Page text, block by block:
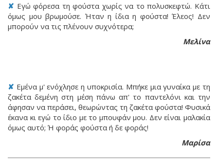
✘ Εγώ φόρεσα τη φούστα χωρίς να το πολυσκεφτώ. Κάτι
όμως μου βρωμούσε. Ήταν η ίδια η φούστα! Έλεος! Δεν
μπορούν να τις πλένουν συχνότερα;
Μελίνα
✘ Εμένα μ' ενόχλησε η υποκρισία. Μπήκε μια γυναίκα με τη
ζακέτα δεμένη στη μέση πάνω απ' το παντελόνι και την
άφησαν να περάσει, θεωρώντας τη ζακέτα φούστα! Φυσικά
έκανα κι εγώ το ίδιο με το μπουφάν μου. Δεν είναι μαλακία
όμως αυτό; Ή φοράς φούστα ή δε φοράς!
Μαρίσα